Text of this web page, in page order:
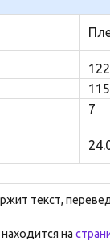
122
115
7
текст,
на